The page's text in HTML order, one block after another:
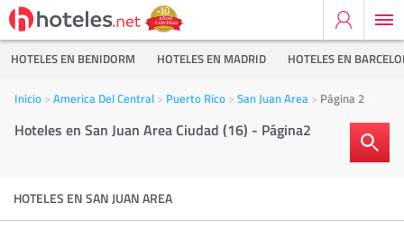
HOTELES EN BENIDORM HOTELES EN MADRID HOTELES EN
Inicio America Del Central Puerto Rico San Juan Area Página 2
Hoteles en San Juan Area Ciudad (16) - Página2
HOTELES EN SAN JUAN AREA